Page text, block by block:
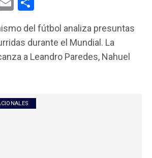
ail m
p
del fútbol analiza presuntas
durante el Mundial. La
a Leandro Paredes, Nahuel